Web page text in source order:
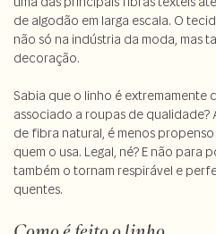
de algodão em larga escala. O
não só na indústria da moda, mas
decoração.
Sabia que o linho é extremamente
associado a roupas de qualidade?
de fibra natural, é menos
quem o usa. Legal, né? E não para
também o tornam respirável e
quentes.